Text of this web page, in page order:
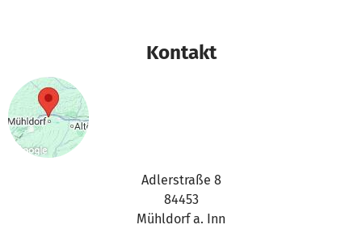
Vielen Dank für Eure Unterstützung,
das betterplace.org-TeamKontakt
Adlerstraße 8
84453
Mühldorf a. Inn